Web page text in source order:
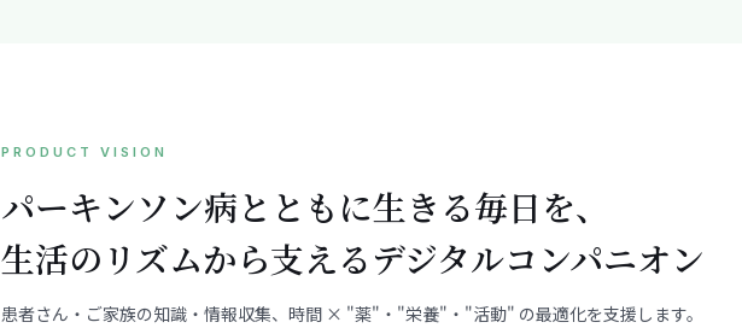
PRODUCT VISION
パーキンソン病とともに生きる毎日を、
生活のリズムから支えるデジタルコンパニオン
患者さん・ご家族の知識・情報収集、時間 × "薬"・"栄養"・"活動" の最適化を支援します。